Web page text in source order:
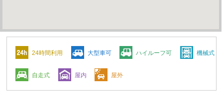
24時間利用 大型車可 ハイルーフ可 機械式
自走式 屋内 屋外